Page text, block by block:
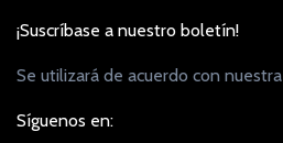
¡Suscríbase a nuestro boletín!
Se utilizará de acuerdo con nuestra
Síguenos en: